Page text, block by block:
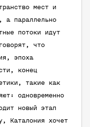
мест и
а параллельно
потоки идут
что
эпоха
конец
такие как
одновременно
новый этап
Каталония хочет